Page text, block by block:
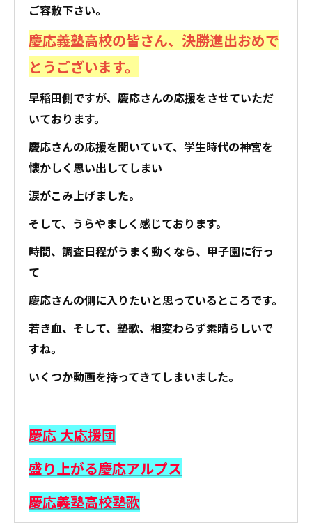
ご容赦下さい。
慶応義塾高校の皆さん、決勝進出おめで
とうございます。
早稲田側ですが、慶応さんの応援をさせていただ
いております。
慶応さんの応援を聞いていて、学生時代の神宮を
懐かしく思い出してしまい
涙がこみ上げました。
そして、うらやましく感じております。
時間、調査日程がうまく動くなら、甲子園に行っ
て
慶応さんの側に入りたいと思っているところです。
若き血、そして、塾歌、相変わらず素晴らしいで
すね。
いくつか動画を持ってきてしまいました。
慶応 大応援団
盛り上がる慶応アルプス
慶応義塾高校塾歌